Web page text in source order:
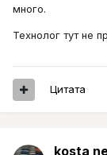
много.
Технолог тут не
Цитата
kosta